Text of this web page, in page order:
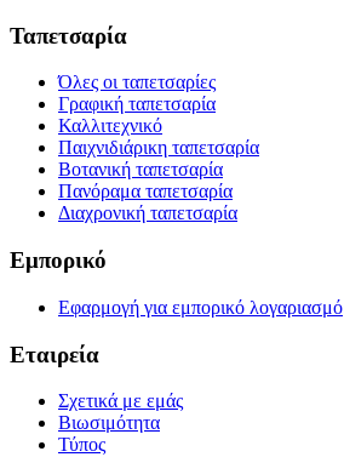
Ταπετσαρία
Όλες οι ταπετσαρίες
Γραφική ταπετσαρία
Καλλιτεχνικό
Παιχνιδιάρικη ταπετσαρία
Βοτανική ταπετσαρία
Πανόραμα ταπετσαρία
Διαχρονική ταπετσαρία
Εμπορικό
Εφαρμογή για εμπορικό λογαριασμό
Εταιρεία
Σχετικά με εμάς
Βιωσιμότητα
Τύπος